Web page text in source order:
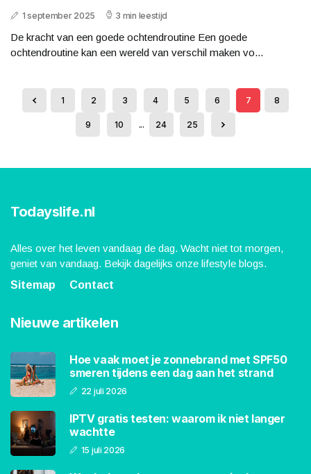
1 september 2025 3 min leestijd
De kracht van een goede ochtendroutine Een goede
ochtendroutine kan een wereld van verschil maken vo...
1 2 3 4 5 6 7 8
9 10 ... 24 25
Todayslife.nl
Alles over het leven vandaag de dag. Wacht niet tot morgen,
geniet van vandaag. Bekijk dagelijks onze lifestyle blogs.
Sitemap
Contact
Nieuwe artikelen
Hoe vaak moet je zonnebrand met SPF50
smeren tijdens een dag aan het strand
22 juli 2026
IPTV gratis testen: waarom ik niet langer
wachtte
15 juli 2026